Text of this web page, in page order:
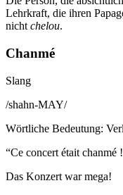
Lehrkraft, die ihren
nicht chelou.
Chanmé
Slang
/shahn-MAY/
Wörtliche Bedeutung:
“Ce concert était chanmé !
Das Konzert war mega!